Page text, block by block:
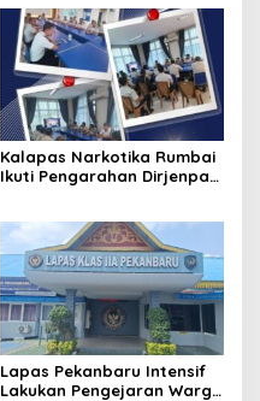
Kalapas Narkotika Rumbai
Ikuti Pengarahan Dirjenpas,
Agustus
Lapas Pekanbaru Intensif
Lakukan Pengejaran Warga